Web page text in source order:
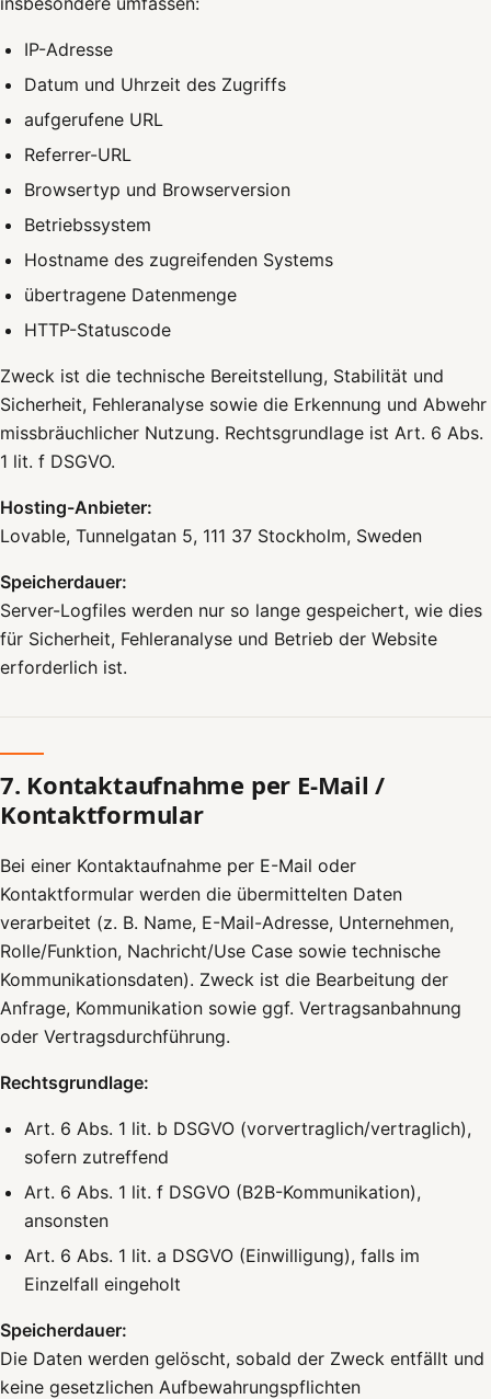
IP-Adresse
Datum und Uhrzeit des Zugriffs
aufgerufene URL
Referrer-URL
Browsertyp und Browserversion
Betriebssystem
Hostname des zugreifenden Systems
übertragene Datenmenge
HTTP-Statuscode
Zweck ist die technische Bereitstellung, Stabilität und
Sicherheit, Fehleranalyse sowie die Erkennung und Abwehr
missbräuchlicher Nutzung. Rechtsgrundlage ist Art. 6 Abs.
1 lit. f DSGVO.
Hosting-Anbieter:
Lovable, Tunnelgatan 5, 111 37 Stockholm, Sweden
Speicherdauer:
Server-Logfiles werden nur so lange gespeichert, wie dies
für Sicherheit, Fehleranalyse und Betrieb der Website
erforderlich ist.
7. Kontaktaufnahme per E-Mail /
Kontaktformular
Bei einer Kontaktaufnahme per E-Mail oder
Kontaktformular werden die übermittelten Daten
verarbeitet (z. B. Name, E-Mail-Adresse, Unternehmen,
Rolle/Funktion, Nachricht/Use Case sowie technische
Kommunikationsdaten). Zweck ist die Bearbeitung der
Anfrage, Kommunikation sowie ggf. Vertragsanbahnung
oder Vertragsdurchführung.
Rechtsgrundlage:
Art. 6 Abs. 1 lit. b DSGVO (vorvertraglich/vertraglich),
sofern zutreffend
Art. 6 Abs. 1 lit. f DSGVO (B2B-Kommunikation),
ansonsten
Art. 6 Abs. 1 lit. a DSGVO (Einwilligung), falls im
Einzelfall eingeholt
Speicherdauer:
Die Daten werden gelöscht, sobald der Zweck entfällt und
keine gesetzlichen Aufbewahrungspflichten